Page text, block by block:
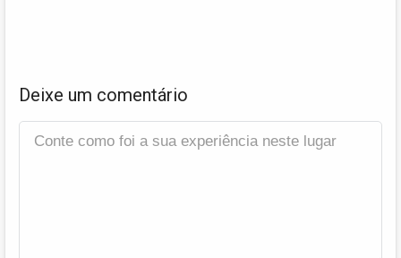
Deixe um comentário